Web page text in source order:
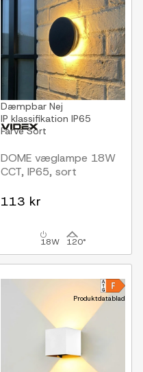
Dæmpbar Nej
IP klassifikation IP65
FarveSort
DOME væglampe 18W
CCT, IP65, sort
113 kr
18W 120°
Produktdatablad